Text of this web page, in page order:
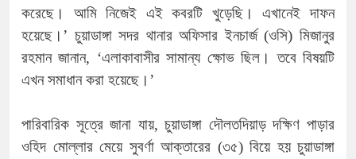
করেছে। আমি নিজেই এই কবরটি খুড়েছি। এখানেই দাফন
হয়েছে।’ চুয়াডাঙ্গা সদর থানার অফিসার ইনচার্জ (ওসি) মিজানুর
রহমান জানান, ‘এলাকাবাসীর সামান্য ক্ষোভ ছিল। তবে বিষয়টি
এখন সমাধান করা হয়েছে।’
পারিবারিক সূত্রে জানা যায়, চুয়াডাঙ্গা দৌলতদিয়াড় দক্ষিণ পাড়ার
ওহিদ মোল্লার মেয়ে সুবর্ণা আক্তারের (৩৫) বিয়ে হয় চুয়াডাঙ্গা